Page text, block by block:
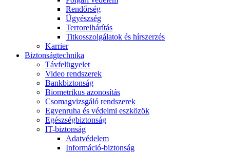
Rendőrség
Ügyészség
Terrorelhárítás
Titkosszolgálatok és hírszerzés
Karrier
Biztonságtechnika
Távfelügyelet
Video rendszerek
Bankbiztonság
Biometrikus azonosítás
Csomagvizsgáló rendszerek
Egyenruha és védelmi eszközök
Egészségbiztonság
IT-biztonság
Adatvédelem
Információ-biztonság